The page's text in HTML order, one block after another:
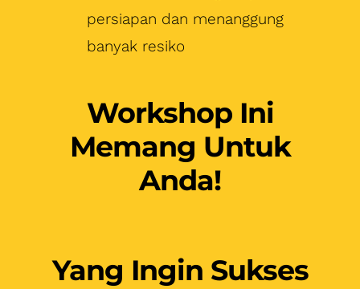
persiapan dan menanggung
banyak resiko
Workshop Ini
Memang Untuk
Anda!
Yang Ingin Sukses